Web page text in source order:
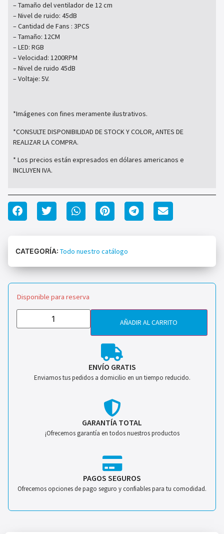
– Tamaño del ventilador de 12 cm
– Nivel de ruido: 45dB
– Cantidad de Fans : 3PCS
– Tamaño: 12CM
– LED: RGB
– Velocidad: 1200RPM
– Nivel de ruido 45dB
– Voltaje: 5V.
*Imágenes con fines meramente ilustrativos.
*CONSULTE DISPONIBILIDAD DE STOCK Y COLOR, ANTES DE
REALIZAR LA COMPRA.
* Los precios están expresados en dólares americanos e
INCLUYEN IVA.
CATEGORÍA: Todo nuestro catálogo
Disponible para reserva
AÑADIR AL CARRITO
ENVÍO GRATIS
Enviamos tus pedidos a domicilio en un tiempo reducido.
GARANTÍA TOTAL
¡Ofrecemos garantía en todos nuestros productos
PAGOS SEGUROS
Ofrecemos opciones de pago seguro y confiables para tu comodidad.